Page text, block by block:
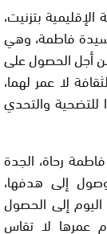
بتزنيت،
فاطمة، وهي
أجل الحصول على
لا عمر لهما،
للتضحية والتحدي
رحاة، الجدة
إلى هدفها،
إلى الحصول
عمرها لا تقاس